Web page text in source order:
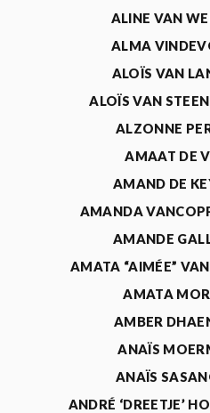
ALINE VAN
ALMA
ALOÏS VAN
ALOÏS VAN
ALZONNE
AMAAT DE
AMAND DE
AMANDA
AMANDE
AMATA “AIMÉE”
AMATA
AMBER
ANAÏS
ANAÏS
ANDRÉ ‘DREETJE’